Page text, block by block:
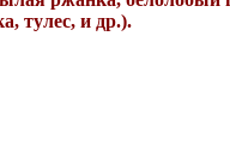
тулес, и др.).